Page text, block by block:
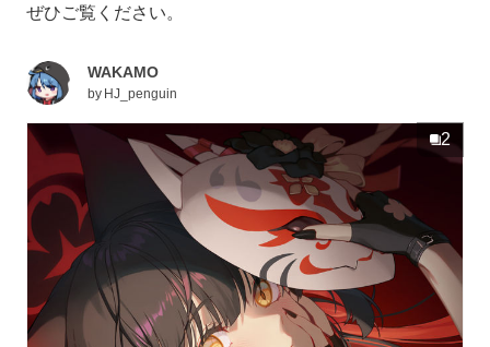
ぜひご覧ください。
WAKAMO
by HJ_penguin
2